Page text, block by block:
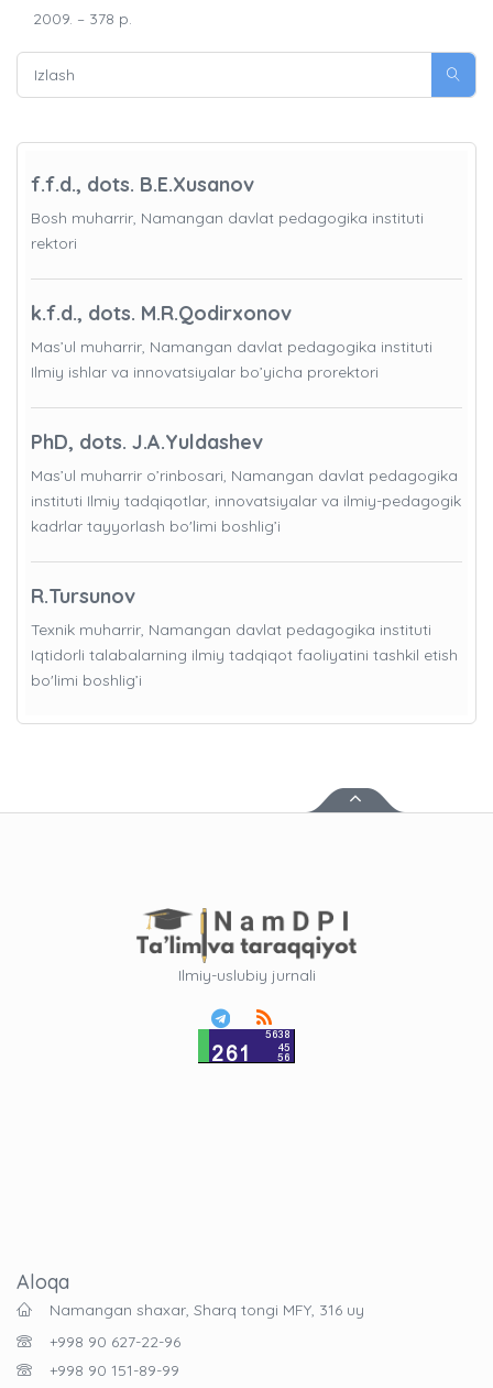
2009. – 378 p.
f.f.d., dots. B.E.Xusanov
Bosh muharrir, Namangan davlat pedagogika instituti
rektori
k.f.d., dots. M.R.Qodirxonov
Mas’ul muharrir, Namangan davlat pedagogika instituti
Ilmiy ishlar va innovatsiyalar bo’yicha prorektori
PhD, dots. J.A.Yuldashev
Mas’ul muharrir o’rinbosari, Namangan davlat pedagogika
instituti Ilmiy tadqiqotlar, innovatsiyalar va ilmiy-pedagogik
kadrlar tayyorlash bo'limi boshlig’i
R.Tursunov
Texnik muharrir, Namangan davlat pedagogika instituti
Iqtidorli talabalarning ilmiy tadqiqot faoliyatini tashkil etish
bo'limi boshlig’i
Ilmiy-uslubiy jurnali
Aloqa
Namangan shaxar, Sharq tongi MFY, 316 uy
+998 90 627-22-96
+998 90 151-89-99